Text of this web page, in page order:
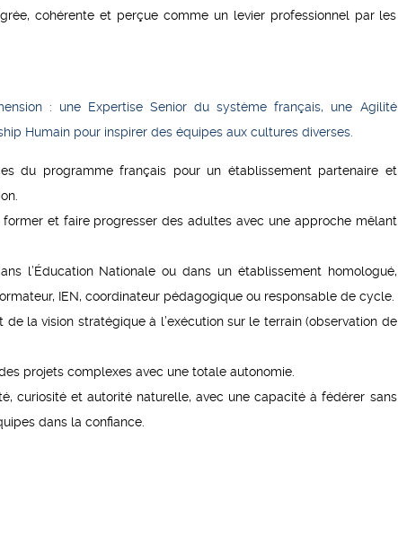
cohérente et perçue comme un levier professionnel par les
: une Expertise Senior du système français, une Agilité
Humain pour inspirer des équipes aux cultures diverses.
du programme français pour un établissement partenaire et
et faire progresser des adultes avec une approche mêlant
l’Éducation Nationale ou dans un établissement homologué,
IEN, coordinateur pédagogique ou responsable de cycle.
la vision stratégique à l’exécution sur le terrain (observation de
projets complexes avec une totale autonomie.
curiosité et autorité naturelle, avec une capacité à fédérer sans
dans la confiance.